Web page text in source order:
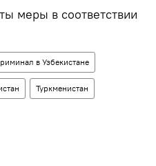
меры в соответствии
в Узбекистане
Туркменистан